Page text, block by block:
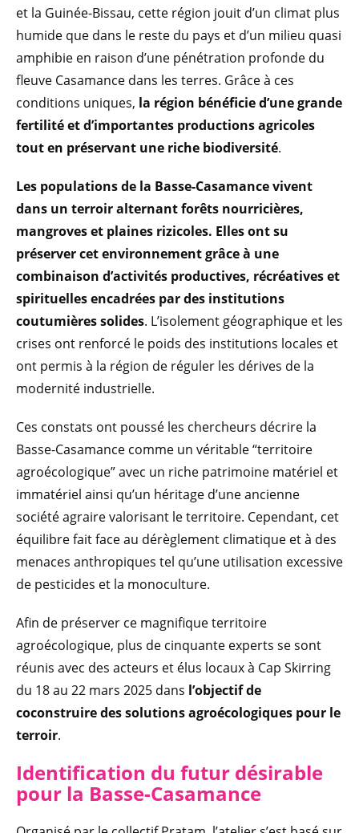
et la Guinée-Bissau, cette région jouit d’un climat plus
humide que dans le reste du pays et d’un milieu quasi
amphibie en raison d’une pénétration profonde du
fleuve Casamance dans les terres. Grâce à ces
conditions uniques, la région bénéficie d’une grande
fertilité et d’importantes productions agricoles
tout en préservant une riche biodiversité.
Les populations de la Basse-Casamance vivent
dans un terroir alternant forêts nourricières,
mangroves et plaines rizicoles. Elles ont su
préserver cet environnement grâce à une
combinaison d’activités productives, récréatives et
spirituelles encadrées par des institutions
coutumières solides. L’isolement géographique et les
crises ont renforcé le poids des institutions locales et
ont permis à la région de réguler les dérives de la
modernité industrielle.
Ces constats ont poussé les chercheurs décrire la
Basse-Casamance comme un véritable “territoire
agroécologique” avec un riche patrimoine matériel et
immatériel ainsi qu’un héritage d’une ancienne
société agraire valorisant le territoire. Cependant, cet
équilibre fait face au dérèglement climatique et à des
menaces anthropiques tel qu’une utilisation excessive
de pesticides et la monoculture.
Afin de préserver ce magnifique territoire
agroécologique, plus de cinquante experts se sont
réunis avec des acteurs et élus locaux à Cap Skirring
du 18 au 22 mars 2025 dans l’objectif de
coconstruire des solutions agroécologiques pour le
terroir.
Identification du futur désirable
pour la Basse-Casamance